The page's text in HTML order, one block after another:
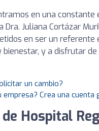
en una
Dra. Juliana Cortázar
en ser un referente
bienestar, y a disfrutar
un cambio?
empresa? Crea una
Hospital